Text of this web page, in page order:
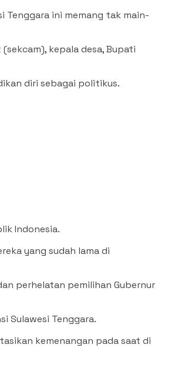
Tenggara ini memang tak main-
kepala desa, Bupati
diri sebagai politikus.
Indonesia.
yang sudah lama di
perhelatan pemilihan Gubernur
Sulawesi Tenggara.
kemenangan pada saat di